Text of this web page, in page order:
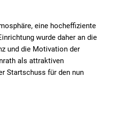
eine hocheffiziente
wurde daher an die
und die Motivation der
als attraktiven
Startschuss für den nun